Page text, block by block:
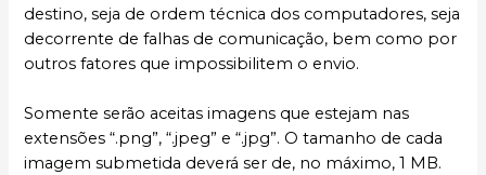
destino, seja de ordem técnica dos computadores, seja
decorrente de falhas de comunicação, bem como por
outros fatores que impossibilitem o envio.
Somente serão aceitas imagens que estejam nas
extensões “.png”, “.jpeg” e “.jpg”. O tamanho de cada
imagem submetida deverá ser de, no máximo, 1 MB.